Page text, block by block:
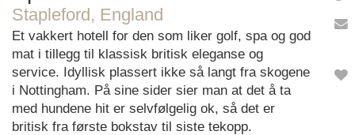
Stapleford, England
Et vakkert hotell for den som liker golf, spa og god
mat i tillegg til klassisk britisk eleganse og
service. Idyllisk plassert ikke så langt fra skogene
i Nottingham. På sine sider sier man at det å ta
med hundene hit er selvfølgelig ok, så det er
britisk fra første bokstav til siste tekopp.